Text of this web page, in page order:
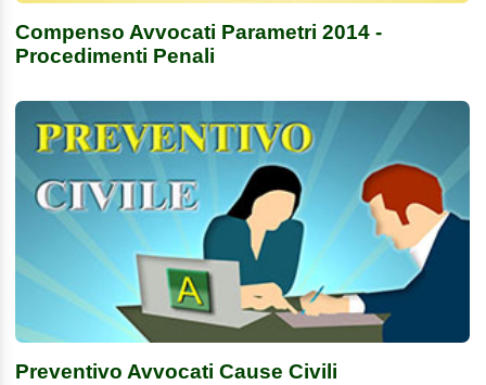
Compenso Avvocati Parametri 2014 -
Procedimenti Penali
Preventivo Avvocati Cause Civili